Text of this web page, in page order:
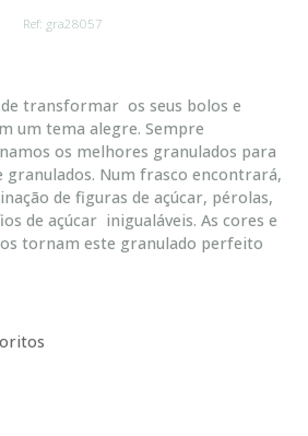
Ref: gra28057
transformar os seus bolos e
um tema alegre. Sempre
os melhores granulados para
granulados. Num frasco encontrará,
de figuras de açúcar, pérolas,
de açúcar inigualáveis. As cores e
tornam este granulado perfeito